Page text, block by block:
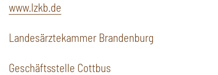
www.lzkb.de
Landesärztekammer Brandenburg
Geschäftsstelle Cottbus